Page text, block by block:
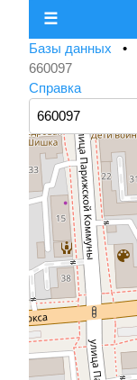
☰
Базы данных •
660097
Справка